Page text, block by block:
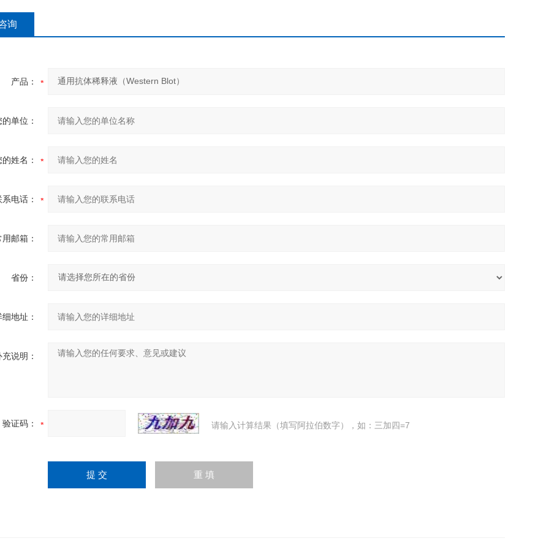
询
产品：
的单位：
的姓名：
系电话：
用邮箱：
省份：
细地址：
充说明：
验证码： 请输入计算结果（填写阿拉伯数字），如：三加四=7